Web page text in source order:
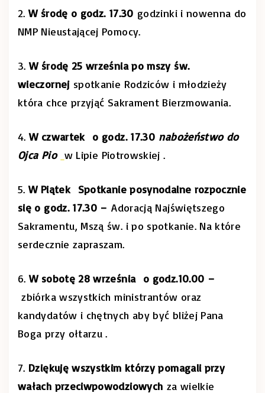
2.W środę o godz. 17.30 godzinki i nowenna do
NMP Nieustającej Pomocy.
3.W środę 25 września po mszy św.
wieczornej spotkanie Rodziców i młodzieży
która chce przyjąć Sakrament Bierzmowania.
4.W czwartek o godz. 17.30 nabożeństwo do
Ojca Pio w Lipie Piotrowskiej .
5.W Piątek Spotkanie posynodalne rozpocznie
się o godz. 17.30 – Adoracją Najświętszego
Sakramentu, Mszą św. i po spotkanie. Na które
serdecznie zapraszam.
6.W sobotę 28 września
o godz.10.00 –
zbiórka wszystkich ministrantów oraz
kandydatów i chętnych aby być bliżej Pana
Boga przy ołtarzu .
7. Dziękuję wszystkim którzy pomagali przy
wałach przeciwpowodziowych za wielkie